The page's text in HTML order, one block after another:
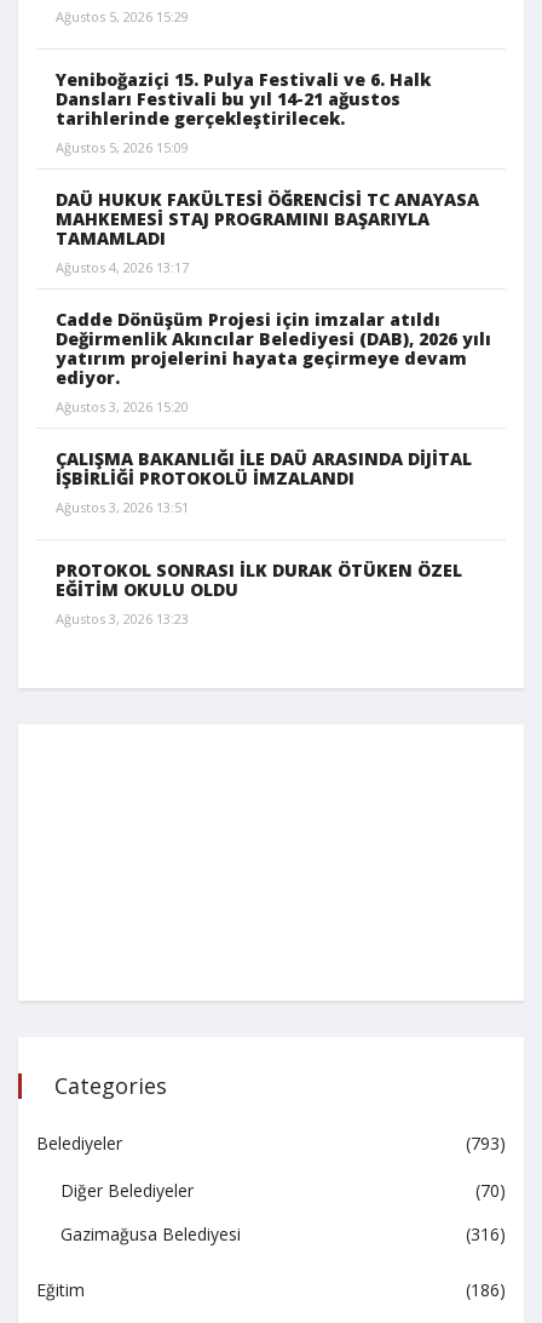
Ağustos 5, 2026 15:29
Yeniboğaziçi 15. Pulya Festivali ve 6. Halk
Dansları Festivali bu yıl 14-21 ağustos
tarihlerinde gerçekleştirilecek.
Ağustos 5, 2026 15:09
DAÜ HUKUK FAKÜLTESİ ÖĞRENCİSİ TC ANAYASA
MAHKEMESİ STAJ PROGRAMINI BAŞARIYLA
TAMAMLADI
Ağustos 4, 2026 13:17
Cadde Dönüşüm Projesi için imzalar atıldı
Değirmenlik Akıncılar Belediyesi (DAB), 2026 yılı
yatırım projelerini hayata geçirmeye devam
ediyor.
Ağustos 3, 2026 15:20
ÇALIŞMA BAKANLIĞI İLE DAÜ ARASINDA DİJİTAL
İŞBİRLİĞİ PROTOKOLÜ İMZALANDI
Ağustos 3, 2026 13:51
PROTOKOL SONRASI İLK DURAK ÖTÜKEN ÖZEL
EĞİTİM OKULU OLDU
Ağustos 3, 2026 13:23
Categories
Belediyeler (793)
Diğer Belediyeler
(70)
Gazimağusa Belediyesi
(316)
Eğitim
(186)